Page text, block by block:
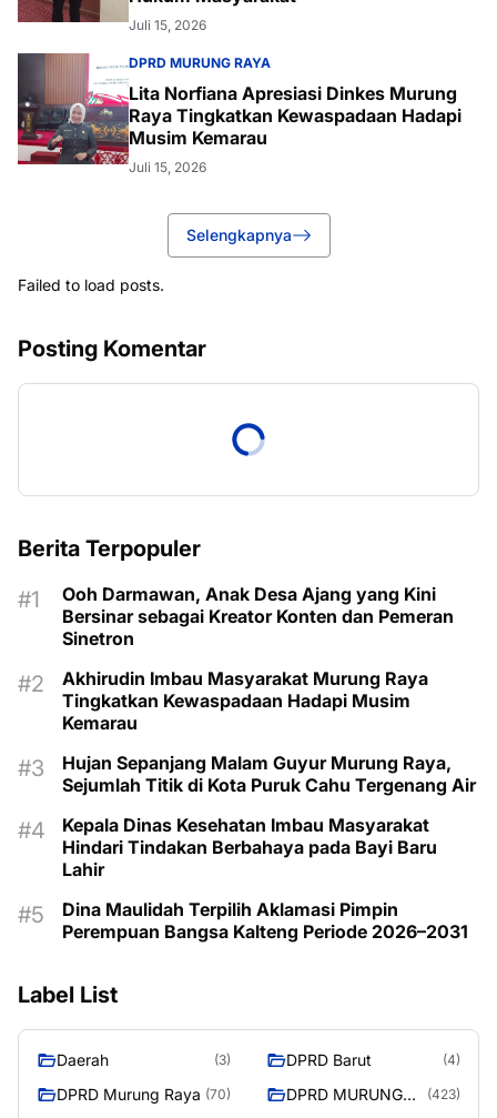
Juli 15, 2026
DPRD MURUNG RAYA
Lita Norfiana Apresiasi Dinkes Murung
Raya Tingkatkan Kewaspadaan Hadapi
Musim Kemarau
Juli 15, 2026
Selengkapnya
Failed to load posts.
Posting Komentar
Berita Terpopuler
Ooh Darmawan, Anak Desa Ajang yang Kini
Bersinar sebagai Kreator Konten dan Pemeran
Sinetron
Akhirudin Imbau Masyarakat Murung Raya
Tingkatkan Kewaspadaan Hadapi Musim
Kemarau
Hujan Sepanjang Malam Guyur Murung Raya,
Sejumlah Titik di Kota Puruk Cahu Tergenang Air
Kepala Dinas Kesehatan Imbau Masyarakat
Hindari Tindakan Berbahaya pada Bayi Baru
Lahir
Dina Maulidah Terpilih Aklamasi Pimpin
Perempuan Bangsa Kalteng Periode 2026–2031
Label List
Daerah (3) DPRD Barut (4)
DPRD Murung Raya (70)
DPRD MURUNG
(423)